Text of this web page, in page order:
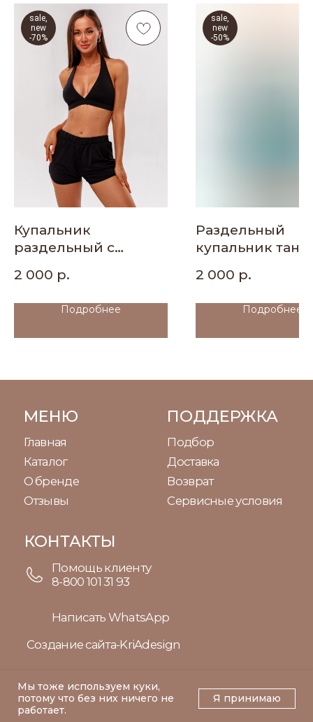
Мы тоже используем куки,
потому что без них ничего не
работает.
Я принимаю
sale,
new
-70%
Купальник
раздельный с
2 000 р.
Подробнее
sale,
new
-50%
Раздельный
купальник
2 000 р.
Подробнее
О бренде
Отзывы
Возврат
Сервисные условия
КОНТАКТЫ
Создание сайта-KriAdesign
Написать WhatsApp
Помощь клиенту
8-800 101 31 93
Made on